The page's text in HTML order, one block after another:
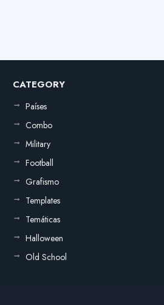
CATEGORY
Países
Combo
Military
Football
Grafismo
Templates
Temáticas
Halloween
Old School